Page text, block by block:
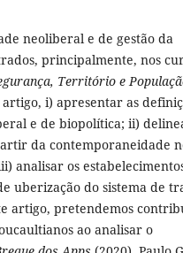
neoliberal e de gestão da
principalmente, nos
Território e
i) apresentar as
e de biopolítica; ii)
da contemporaneidade
analisar os
uberização do sistema de
artigo, pretendemos
ao analisar o